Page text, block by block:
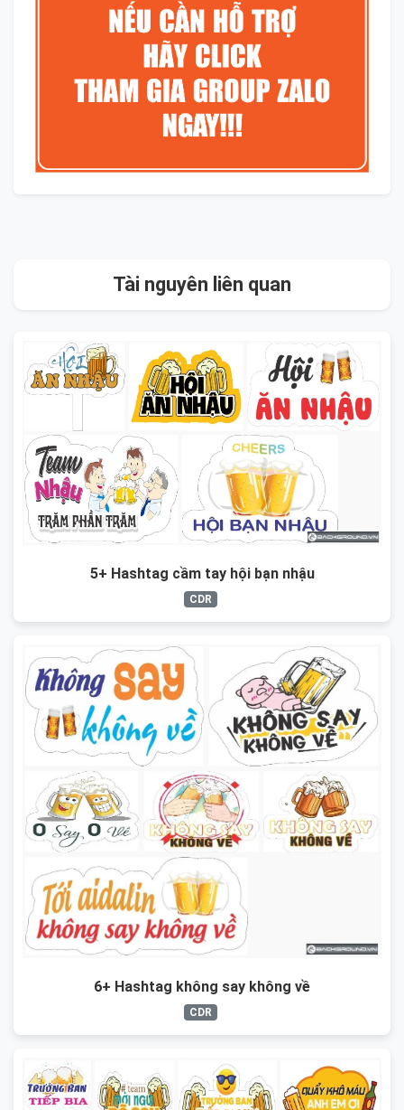
Tài nguyên liên quan
5+ Hashtag cầm tay hội bạn nhậu
CDR
6+ Hashtag không say không về
CDR